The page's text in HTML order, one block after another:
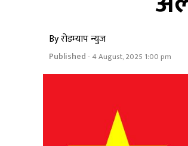
By रोडम्याप न्युज
Published- 4 August, 2025 1:00 pm